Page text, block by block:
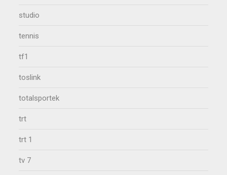
studio
tennis
tf1
toslink
totalsportek
trt
trt 1
tv 7